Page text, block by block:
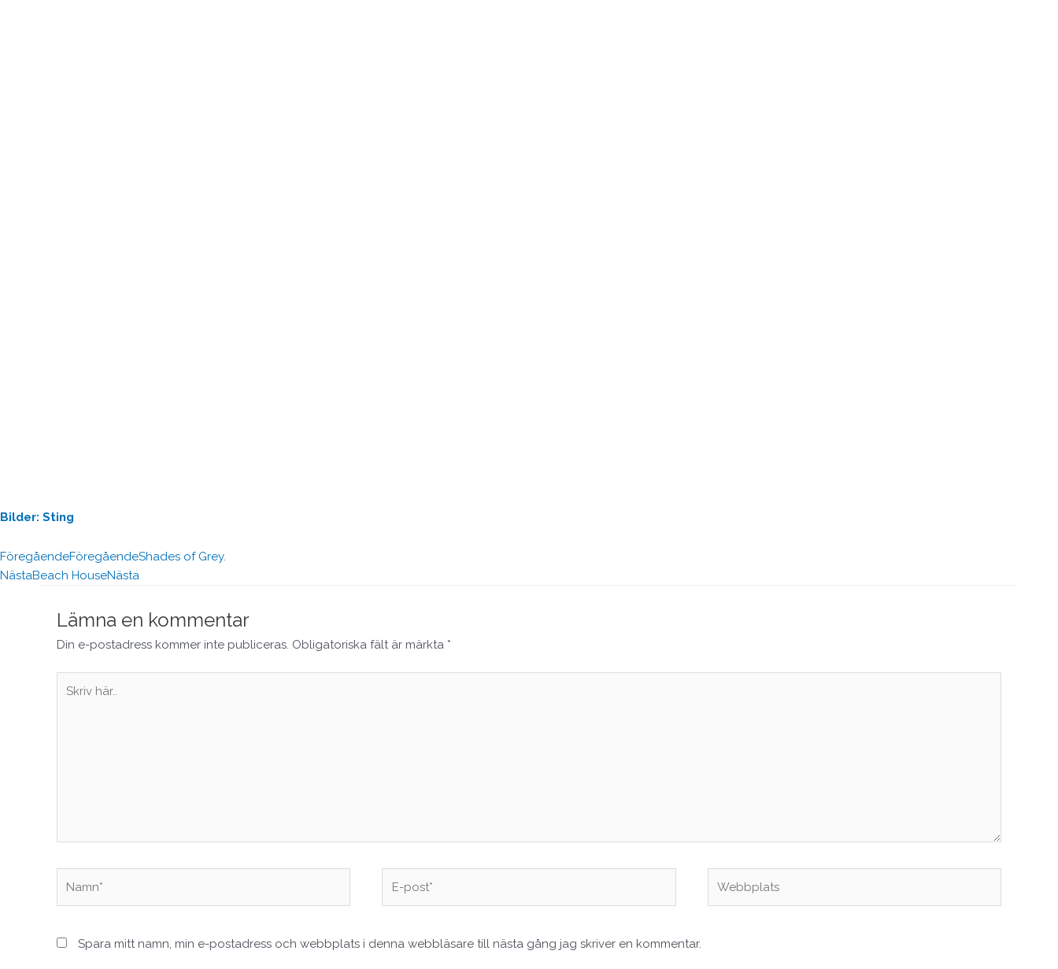
Bilder: Sting
FöregåendeFöregåendeShades of Grey.
NästaBeach HouseNästa
Lämna en kommentar
Din e-postadress kommer inte publiceras. Obligatoriska fält är märkta *
här..
post*
Spara mitt namn, min e-postadress och webbplats i denna webbläsare till nästa gång jag skriver en kommentar.